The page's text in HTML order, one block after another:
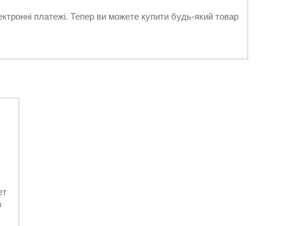
платежі. Тепер ви можете купити будь-який товар